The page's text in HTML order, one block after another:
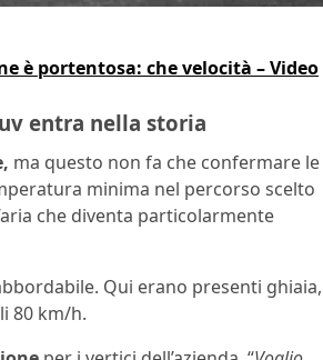
è portentosa: che velocità – Video
entra nella storia
ma questo non fa che confermare le
minima nel percorso scelto
che diventa particolarmente
Qui erano presenti ghiaia,
80 km/h.